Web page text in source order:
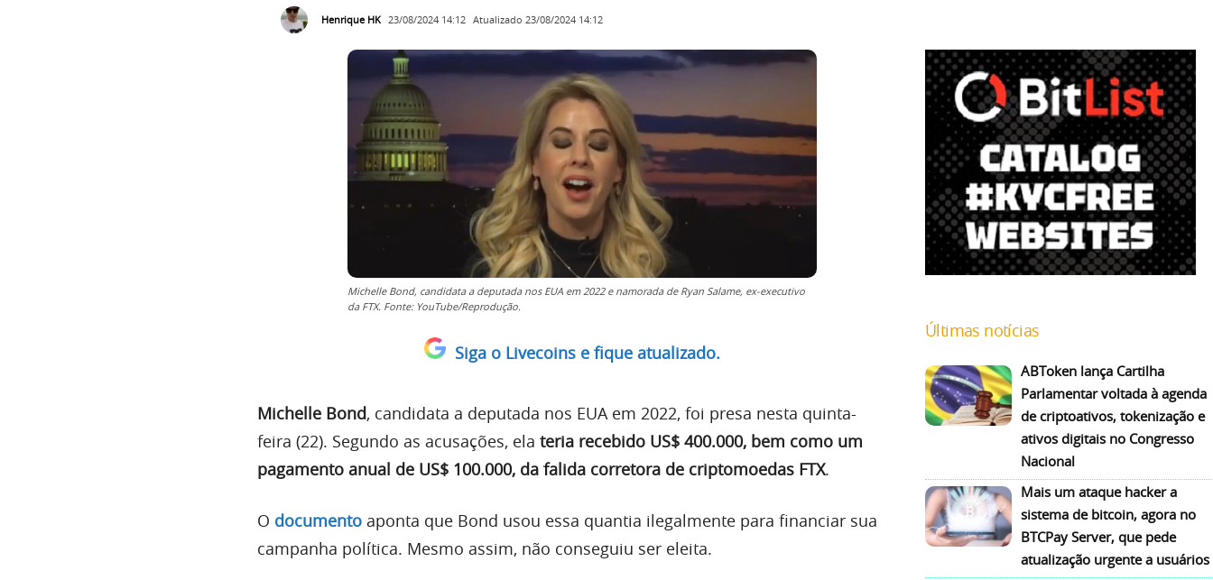
Henrique HK 23/08/2024 14:12 Atualizado 23/08/2024 14:12
Michelle Bond, candidata a deputada nos EUA em 2022 e namorada de Ryan Salame, ex-executivo
da FTX. Fonte: YouTube/Reprodução.
Siga o Livecoins e fique atualizado.
Michelle Bond, candidata a deputada nos EUA em 2022, foi presa nesta quinta-
feira (22). Segundo as acusações, ela teria recebido US$ 400.000, bem como um
pagamento anual de US$ 100.000, da falida corretora de criptomoedas FTX.
O documento aponta que Bond usou essa quantia ilegalmente para financiar sua
campanha política. Mesmo assim, não conseguiu ser eleita.
Últimas notícias
ABToken lança Cartilha
Parlamentar voltada à agenda
de criptoativos, tokenização e
ativos digitais no Congresso
Nacional
Mais um ataque hacker a
sistema de bitcoin, agora no
BTCPay Server, que pede
atualização urgente a usuários